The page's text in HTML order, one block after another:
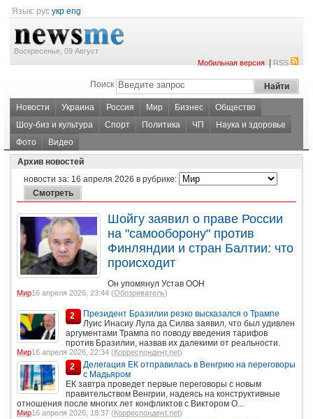
Язык: рус укр eng
Воскресенье, 09 Август
Мобильная версия|RSS
Поиск
Новости Украина Россия Мир Бизнес
Общество
Шоу-биз и культура
Спорт Политика ЧП
Наука и здоровье
Фото
Видео
Архив новостей
новости за: 16 апреля 2026 в рубрике:
Шойгу заявил о праве России
на "самооборону" против
Финляндии и стран Балтии: что
происходит
Он упомянул Устав ООН
Мир16 апреля 2026, 23:44 (Обозреватель)
2
Президент Бразилии резко высказался о Трампе
Луис Инасиу Лула да Силва заявил, что был удивлен
аргументами Трампа по поводу введения тарифов
против Бразилии, назвав их далекими от реальности.
Мир16 апреля 2026, 22:34 (Корреспондент.net)
2
Делегация ЕК отправилась в Венгрию на переговоры
с Мадьяром
ЕК завтра проведет первые переговоры с новым
правительством Венгрии, надеясь на конструктивные
отношения после многих лет конфликтов с Виктором О...
Мир16 апреля 2026, 18:37 (Корреспондент.net)